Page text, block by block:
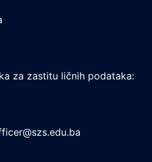
za zastitu ličnih podataka: